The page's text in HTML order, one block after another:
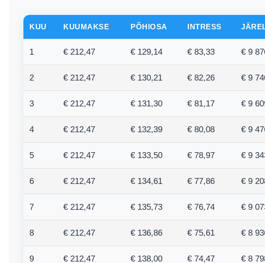
KUU KUUMAKSE PÕHIOSA INTRESS
1 € 212,47 € 129,14 € 83,33 € 9
2 € 212,47 € 130,21 € 82,26 € 9
3 € 212,47 € 131,30 € 81,17 € 9
4 € 212,47 € 132,39 € 80,08 € 9
5 € 212,47 € 133,50 € 78,97 € 9
6 € 212,47 € 134,61 € 77,86 € 9
7 € 212,47 € 135,73 € 76,74 € 9
8 € 212,47 € 136,86 € 75,61 € 8
9 € 212,47 € 138,00 € 74,47 € 8